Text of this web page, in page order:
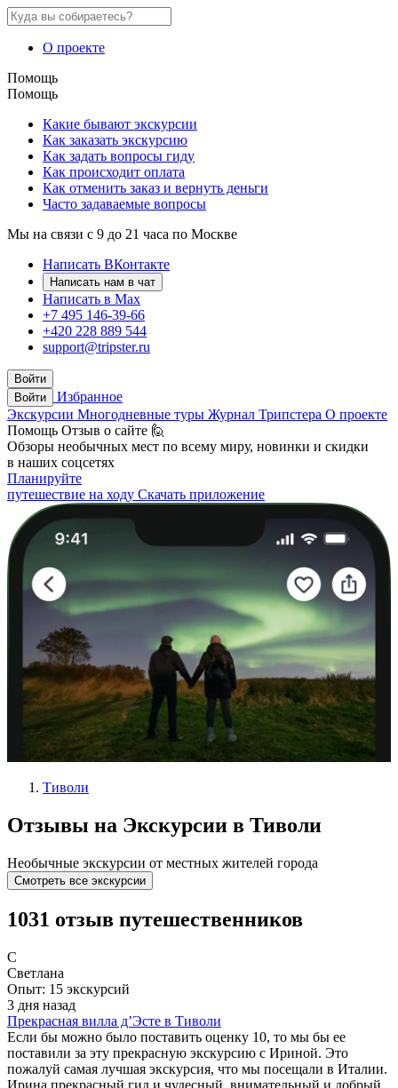
О проекте
Помощь
Помощь
Какие бывают экскурсии
Как заказать экскурсию
Как задать вопросы гиду
Как происходит оплата
Как отменить заказ и вернуть деньги
Часто задаваемые вопросы
Мы на связи с 9 до 21 часа по Москве
Написать ВКонтакте
Написать нам в чат
Написать в Max
+7 495 146-39-66
+420 228 889 544
support@tripster.ru
Войти
Войти
Избранное
Экскурсии Многодневные туры Журнал Трипстера О проекте
Помощь Отзыв о сайте 🙋
Обзоры необычных мест по всему миру, новинки и скидки
в наших соцсетях
Планируйте
путешествие на ходу Скачать приложение
Тиволи
Отзывы на Экскурсии в Тиволи
Необычные экскурсии от местных жителей города
Смотреть все экскурсии
1031 отзыв путешественников
С
Светлана
Опыт: 15 экскурсий
3 дня назад
Прекрасная вилла д’Эсте в Тиволи
Если бы можно было поставить оценку 10, то мы бы ее
поставили за эту прекрасную экскурсию с Ириной. Это
пожалуй самая лучшая экскурсия, что мы посещали в Италии.
Ирина прекрасный гид и чудесный, внимательный и добрый